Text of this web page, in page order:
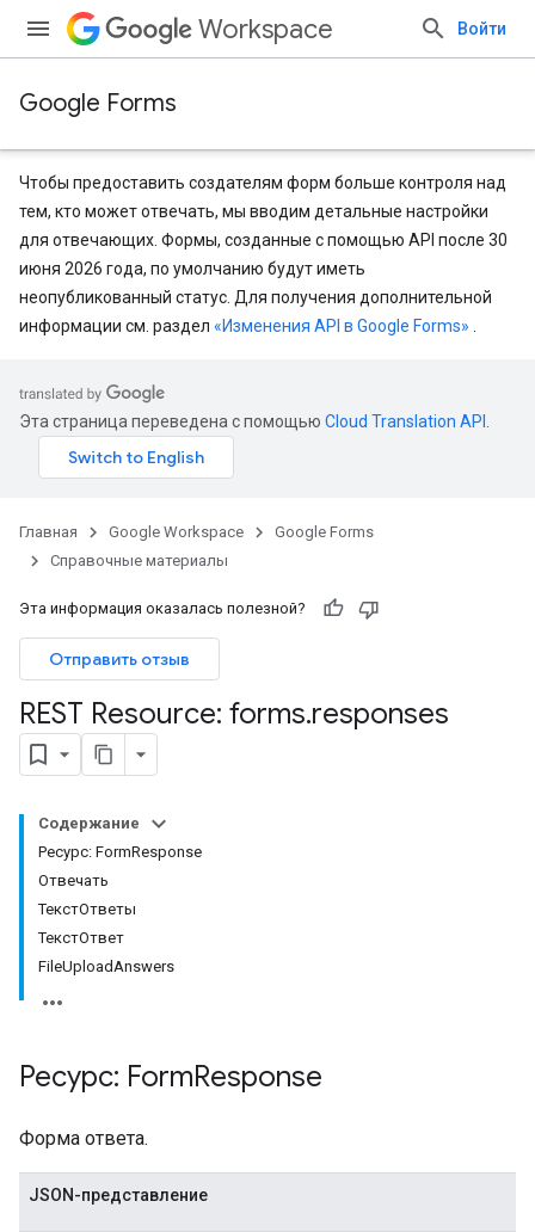
Workspace Войти
Google Forms
Чтобы предоставить создателям форм больше контроля над
тем, кто может отвечать, мы вводим детальные настройки
для отвечающих. Формы, созданные с помощью API после 30
июня 2026 года, по умолчанию будут иметь
неопубликованный статус. Для получения дополнительной
информации см. раздел «Изменения API в Google Forms»
Эта страница переведена с помощью Cloud Translation API
Главная Google Workspace
Google Forms
Справочные материалы
Эта информация оказалась полезной?
Отправить отзыв
REST Resource: forms.responses
Содержание
Ресурс: FormResponse
Отвечать
ТекстОтветы
ТекстОтвет
FileUploadAnswers
Ресурс: FormResponse
Форма ответа.
JSON-представление